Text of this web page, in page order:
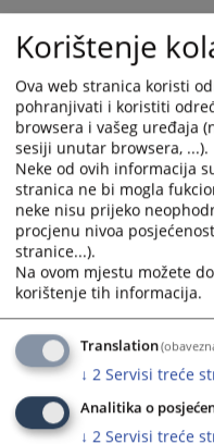
Ovaj zakon stupa na
"Službenom glasniku BiH".
Prikazana vijest je na:
Obavijest o
Napomena:U slučaju
integralnom obliku uz
Prateći dokumenti
Zakon o Budžetu
Zakon o Proracunu
Zakon o Budžetu
Korištenje
Ova web stranica koristi
pohranjivati i koristiti
browsera i vašeg uređaja
sesiji unutar browsera, ...).
Neke od ovih informacija
stranica ne bi mogla
neke nisu prijeko
procjenu nivoa
stranice...).
Na ovom mjestu možete
korištenje tih informacija.
Translation
↓ 2 Servisi treće
Analitika o
↓ 2 Servisi treće